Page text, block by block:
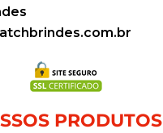
PRODUTOS